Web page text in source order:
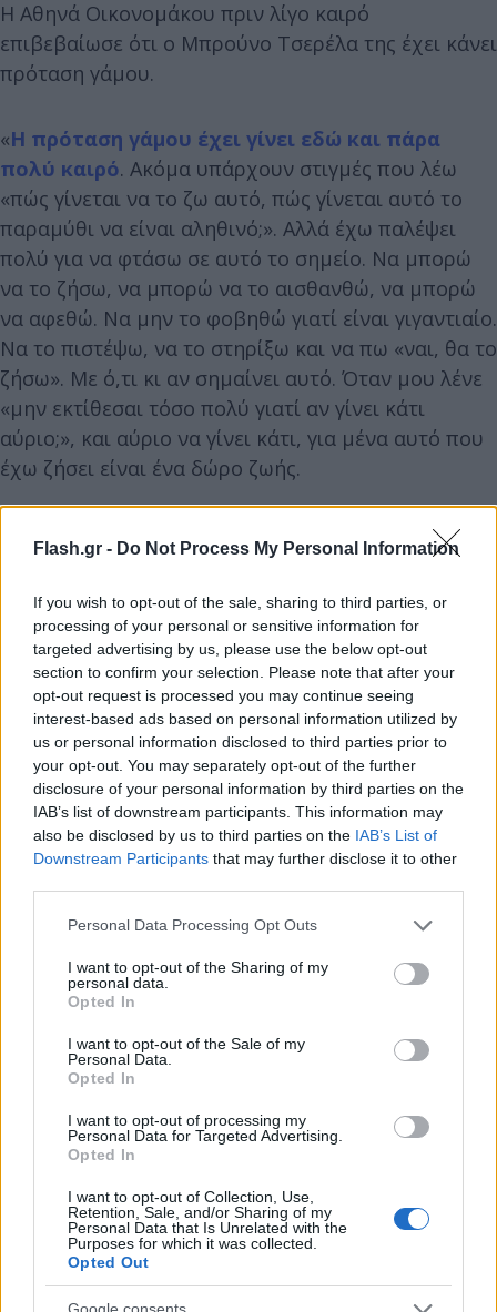
Flash.gr - Do Not Process My Personal Information
If you wish to opt-out of the sale, sharing to third parties, or
processing of your personal or sensitive information for
targeted advertising by us, please use the below opt-out
section to confirm your selection. Please note that after your
opt-out request is processed you may continue seeing
interest-based ads based on personal information utilized by
us or personal information disclosed to third parties prior to
your opt-out. You may separately opt-out of the further
disclosure of your personal information by third parties on the
IAB’s list of downstream participants. This information may
also be disclosed by us to third parties on the IAB’s List of
Downstream Participants that may further disclose it to other
Please note that this website/app uses one or more Google
not limited to your visit or usage behaviour. You may click to
grant or deny consent to Google and its third-party tags to
use your data for below specified purposes in below Google
consent section.
Personal Data Processing Opt Outs
I want to opt-out of the Sharing of my
personal data.
Opted In
I want to opt-out of the Sale of my
Personal Data.
Opted In
I want to opt-out of processing my
Personal Data for Targeted Advertising.
Opted In
I want to opt-out of Collection, Use,
Retention, Sale, and/or Sharing of my
Personal Data that Is Unrelated with the
Purposes for which it was collected.
Opted Out
Η Αθηνά Οικονομάκου πριν λίγο καιρό
επιβεβαίωσε ότι ο Μπρούνο Τσερέλα της έχει κάνει
πρόταση γάμου.
«Η πρόταση γάμου έχει γίνει εδώ και πάρα
πολύ καιρό. Ακόμα υπάρχουν στιγμές που λέω
«πώς γίνεται να το ζω αυτό, πώς γίνεται αυτό το
παραμύθι να είναι αληθινό;». Αλλά έχω παλέψει
πολύ για να φτάσω σε αυτό το σημείο. Να μπορώ
να το ζήσω, να μπορώ να το αισθανθώ, να μπορώ
να αφεθώ. Να μην το φοβηθώ γιατί είναι γιγαντιαίο.
Να το πιστέψω, να το στηρίξω και να πω «ναι, θα το
ζήσω». Με ό,τι κι αν σημαίνει αυτό. Όταν μου λένε
«μην εκτίθεσαι τόσο πολύ γιατί αν γίνει κάτι
αύριο;», και αύριο να γίνει κάτι, για μένα αυτό που
έχω ζήσει είναι ένα δώρο ζωής.
Και αύριο να τελειώσει θα ευγνωμονώ για πάντα
αυτό τον άνθρωπο. Θα είμαι ευτυχισμένη που το
έχω ζήσει. Γιατί θα φύγω από αυτή τη ζωή και θα